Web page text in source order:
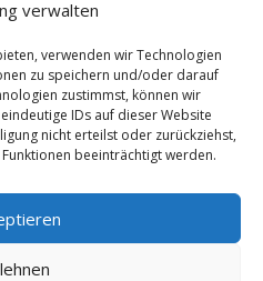
verwalten
verwenden wir Technologien
zu speichern und/oder darauf
zustimmst, können wir
IDs auf dieser Website
nicht erteilst oder zurückziehst,
beeinträchtigt werden.
Entwicklung.Jetzt